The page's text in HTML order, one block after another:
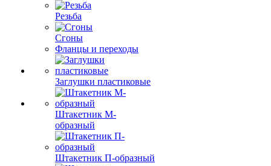
Резьба
Сгоны
Фланцы и переходы
Заглушки пластиковые
Штакетник М-
образный
Штакетник П-образный